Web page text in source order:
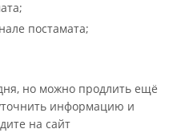
постамата;
но можно продлить ещё
информацию и
на сайт